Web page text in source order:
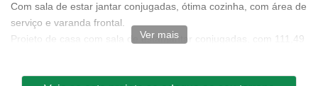
Com sala de estar jantar conjugadas, ótima cozinha, com área de
serviço e varanda frontal.
Projeto de casa com sala de estar/jantar conjugadas, com 111,49
Ver mais